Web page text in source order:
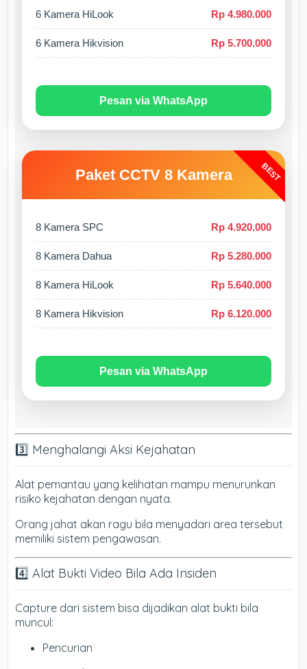
6 Kamera HiLook Rp 4.980.000
6 Kamera Hikvision Rp 5.700.000
Pesan via WhatsApp
BEST
Paket CCTV 8 Kamera
8 Kamera SPC Rp 4.920.000
8 Kamera Dahua Rp 5.280.000
8 Kamera HiLook Rp 5.640.000
8 Kamera Hikvision Rp 6.120.000
Pesan via WhatsApp
3️⃣ Menghalangi Aksi Kejahatan
Alat pemantau yang kelihatan mampu menurunkan
risiko kejahatan dengan nyata.
Orang jahat akan ragu bila menyadari area tersebut
memiliki sistem pengawasan.
4️⃣ Alat Bukti Video Bila Ada Insiden
Capture dari sistem bisa dijadikan alat bukti bila
muncul:
Pencurian